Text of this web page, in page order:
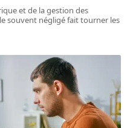
et de la gestion des
souvent négligé fait tourner les